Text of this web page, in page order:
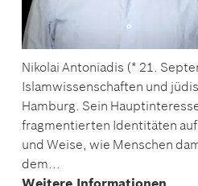
Nikolai Antoniadis (* 21.
Islamwissenschaften und
Hamburg. Sein
fragmentierten Identitäten
und Weise, wie Menschen
dem...